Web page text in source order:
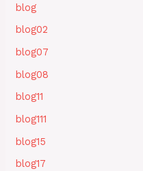
blog
blog02
blog07
blog08
blog11
blog111
blog15
blog17